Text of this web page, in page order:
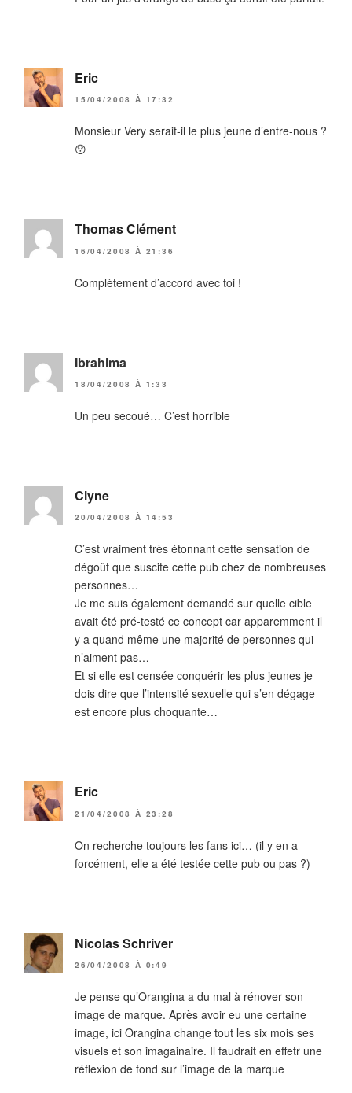
Eric
15/04/2008 À 17:32
Monsieur Very serait-il le plus jeune d’entre-nous ?
😯
Thomas Clément
16/04/2008 À 21:36
Complètement d’accord avec toi !
Ibrahima
18/04/2008 À 1:33
Un peu secoué… C’est horrible
Clyne
20/04/2008 À 14:53
C’est vraiment très étonnant cette sensation de
dégoût que suscite cette pub chez de nombreuses
personnes…
Je me suis également demandé sur quelle cible
avait été pré-testé ce concept car apparemment il
y a quand même une majorité de personnes qui
n’aiment pas…
Et si elle est censée conquérir les plus jeunes je
dois dire que l’intensité sexuelle qui s’en dégage
est encore plus choquante…
Eric
21/04/2008 À 23:28
On recherche toujours les fans ici… (il y en a
forcément, elle a été testée cette pub ou pas ?)
Nicolas Schriver
26/04/2008 À 0:49
Je pense qu’Orangina a du mal à rénover son
image de marque. Après avoir eu une certaine
image, ici Orangina change tout les six mois ses
visuels et son imagainaire. Il faudrait en effetr une
réflexion de fond sur l’image de la marque